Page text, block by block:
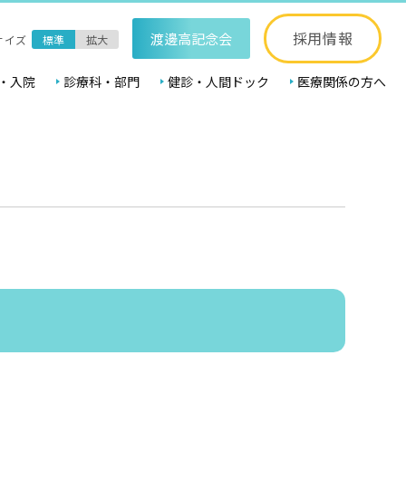
イズ 標準 拡大 渡邊高記念会 採用情報
入院 診療科・部門 健診・人間ドック 医療関係の方へ